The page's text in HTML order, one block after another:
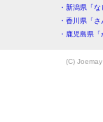
・新潟県「
・香川県「
・鹿児島県
(C)